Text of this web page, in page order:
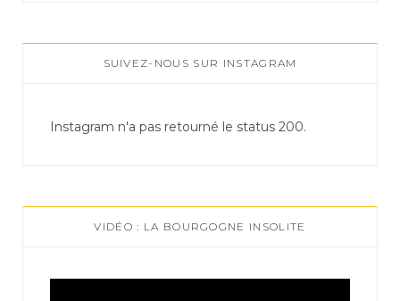
SUIVEZ-NOUS SUR INSTAGRAM
Instagram n'a pas retourné le status 200.
VIDÉO : LA BOURGOGNE INSOLITE